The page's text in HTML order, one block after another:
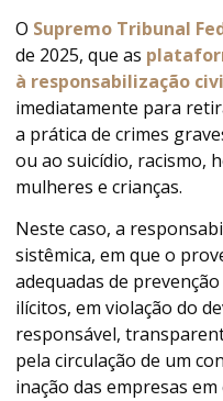
O Supremo Tribunal
de 2025, que as
à responsabilização
imediatamente para
a prática de crimes
ou ao suicídio, racismo,
mulheres e crianças.
Neste caso, a
sistêmica, em que o
adequadas de
ilícitos, em violação do
responsável,
pela circulação de um
inação das empresas